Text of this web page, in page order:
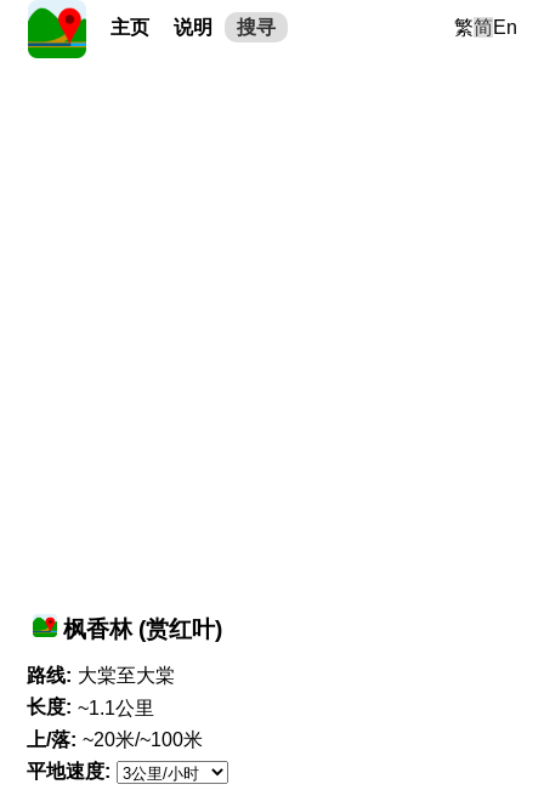
主页 说明 搜寻 繁简En
枫香林 (赏红叶)
路线: 大棠至大棠
长度: ~1.1公里
上/落: ~20米/~100米
平地速度: